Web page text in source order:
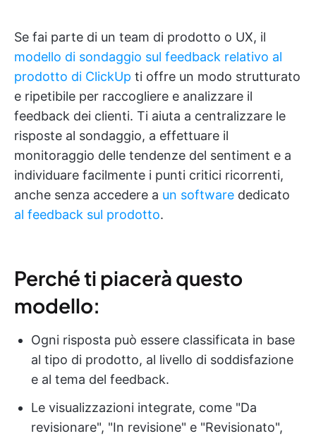
Se fai parte di un team di prodotto o UX, il
modello di sondaggio sul feedback relativo al
prodotto di ClickUp ti offre un modo strutturato
e ripetibile per raccogliere e analizzare il
feedback dei clienti. Ti aiuta a centralizzare le
risposte al sondaggio, a effettuare il
monitoraggio delle tendenze del sentiment e a
individuare facilmente i punti critici ricorrenti,
anche senza accedere a un software dedicato
al feedback sul prodotto.
Perché ti piacerà questo
modello:
Ogni risposta può essere classificata in base
al tipo di prodotto, al livello di soddisfazione
e al tema del feedback.
Le visualizzazioni integrate, come "Da
revisionare", "In revisione" e "Revisionato",